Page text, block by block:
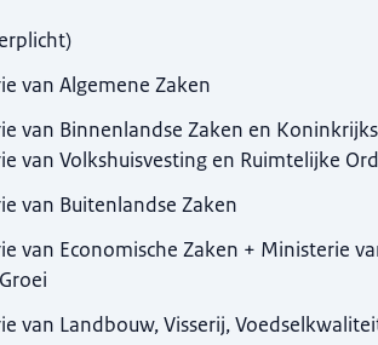
)
van Algemene Zaken
van Binnenlandse Zaken en
van Volkshuisvesting en Ruimtelijke
van Buitenlandse Zaken
van Economische Zaken + Ministerie
van Landbouw, Visserij,